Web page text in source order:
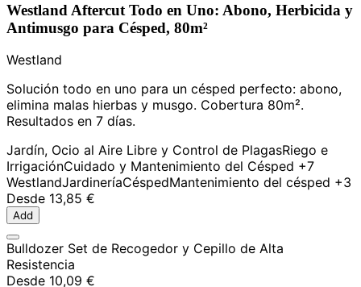
Westland Aftercut Todo en Uno: Abono, Herbicida y
Antimusgo para Césped, 80m²
Westland
Solución todo en uno para un césped perfecto: abono,
elimina malas hierbas y musgo. Cobertura 80m².
Resultados en 7 días.
Jardín, Ocio al Aire Libre y Control de PlagasRiego e
IrrigaciónCuidado y Mantenimiento del Césped +7
WestlandJardineríaCéspedMantenimiento del césped +3
Desde 13,85 €
Add
Bulldozer Set de Recogedor y Cepillo de Alta
Resistencia
Desde 10,09 €